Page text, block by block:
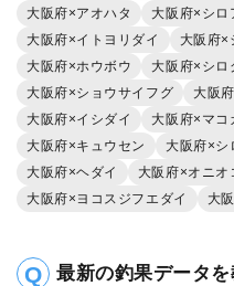
大阪府×アオハタ
大阪府×シロ
大阪府×イトヨリダイ
大阪府×
大阪府×ホウボウ
大阪府×シロ
大阪府×ショウサイフグ
大阪
大阪府×イシダイ
大阪府×マコ
大阪府×キュウセン
大阪府×シ
大阪府×ヘダイ
大阪府×オニオ
大阪府×ヨコスジフエダイ
大
最新の釣果データを